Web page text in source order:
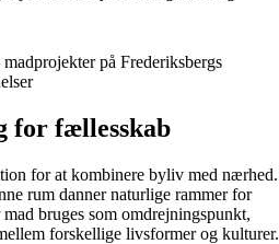
på Frederiksbergs
for fællesskab
for at kombinere byliv med nærhed.
rum danner naturlige rammer for
bruges som omdrejningspunkt,
forskellige livsformer og kulturer.